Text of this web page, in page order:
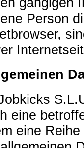
Person
eine
eine